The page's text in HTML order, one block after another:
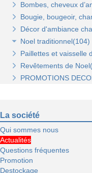
Père Noel(13)
Bombes, cheveux
Bougie, bougeoir,
Décor d'ambiance
Noel traditionnel(104)
Décorations de
Stickers de
Centre de table,
Paillettes et vaisselle
Revêtements de
PROMOTIONS
La société
Qui sommes nous
Actualités
Questions fréquentes
Promotion
Destockage